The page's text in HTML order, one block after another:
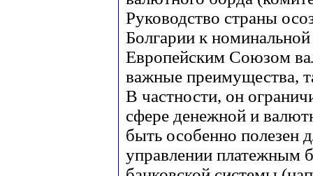
Руководство страны
Болгарии к
Европейским Союзом
важные преимущества,
В частности, он
сфере денежной и
быть особенно полезен
управлении платежным